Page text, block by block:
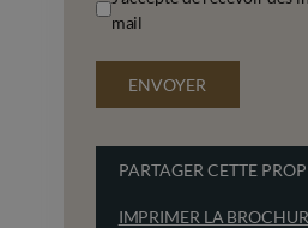
mail
ENVOYER
PARTAGER CETTE
IMPRIMER LA